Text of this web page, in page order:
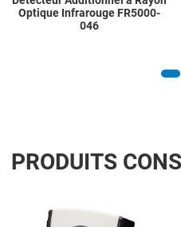
Optique Infrarouge FR5000-
046
PRODUITS